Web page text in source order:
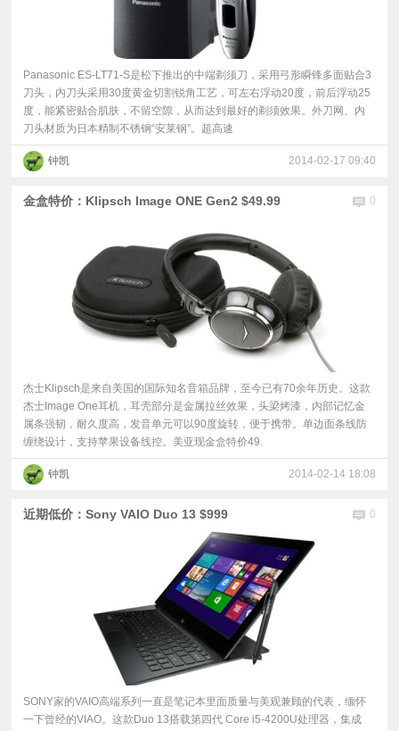
Panasonic ES-LT71-S是松下推出的中端剃须刀，采用弓形瞬锋多面贴合3
刀头，内刀头采用30度黄金切割锐角工艺，可左右浮动20度，前后浮动25
度，能紧密贴合肌肤，不留空隙，从而达到最好的剃须效果。外刀网、内
刀头材质为日本精制不锈钢“安莱钢”。超高速
钟凯 2014-02-17 09:40
金盒特价：Klipsch Image ONE Gen2 $49.99 0
杰士Klipsch是来自美国的国际知名音箱品牌，至今已有70余年历史。这款
杰士Image One耳机，耳壳部分是金属拉丝效果，头梁烤漆，内部记忆金
属条强韧，耐久度高，发音单元可以90度旋转，便于携带。单边面条线防
缠绕设计，支持苹果设备线控。美亚现金盒特价49.
钟凯 2014-02-14 18:08
近期低价：Sony VAIO Duo 13 $999 0
SONY家的VAIO高端系列一直是笔记本里面质量与美观兼顾的代表，缅怀
一下曾经的VIAO。这款Duo 13搭载第四代 Core i5-4200U处理器，集成